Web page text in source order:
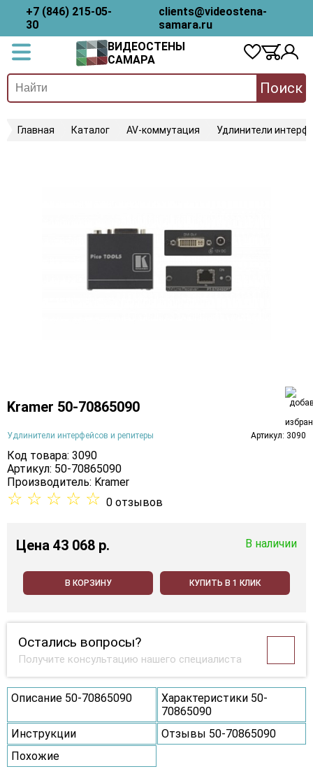
+7 (846) 215-05-
30
clients@videostena-
samara.ru
ВИДЕОСТЕНЫ
САМАРА
Поиск
Главная Каталог AV-коммутация Удлинители
Kramer 50-70865090
Удлинители интерфейсов и репитеры Артикул: 3090
Код товара: 3090
Артикул: 50-70865090
Производитель: Kramer
☆ ☆ ☆ ☆ ☆ 0 отзывов
Цена 43 068 p. В наличии
В КОРЗИНУ КУПИТЬ В 1 КЛИК
Остались вопросы?
Получите консультацию нашего специалиста
Описание 50-70865090
Характеристики 50-
70865090
Инструкции
Отзывы 50-70865090
Похожие